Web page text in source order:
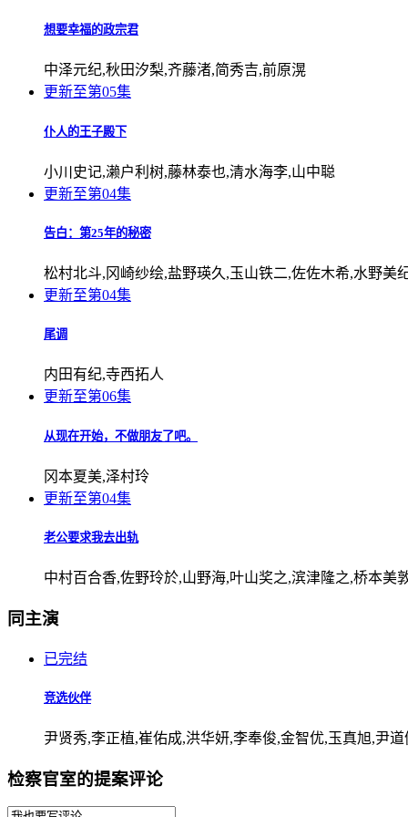
想要幸福的政宗君
中泽元纪,秋田汐梨,齐藤渚,简秀吉,前原滉
更新至第05集
仆人的王子殿下
小川史记,濑户利树,藤林泰也,清水海李,山中聪
更新至第04集
告白：第25年的秘密
松村北斗,冈崎纱绘,盐野瑛久,玉山铁二,佐佐木希,水野美
更新至第04集
尾调
内田有纪,寺西拓人
更新至第06集
从现在开始，不做朋友了吧。
冈本夏美,泽村玲
更新至第04集
老公要求我去出轨
中村百合香,佐野玲於,山野海,叶山奖之,滨津隆之,桥本美
同主演
已完结
竞选伙伴
尹贤秀,李正植,崔佑成,洪华妍,李奉俊,金智优,玉真旭,尹道
检察官室的提案评论